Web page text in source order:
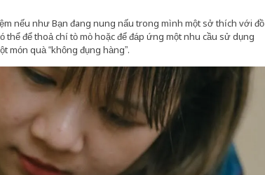
nếu như Bạn đang nung nấu trong mình một sở thích với đồ
thể để thoả chí tò mò hoặc để đáp ứng một nhu cầu sử dụng
món quà “không đụng hàng”.